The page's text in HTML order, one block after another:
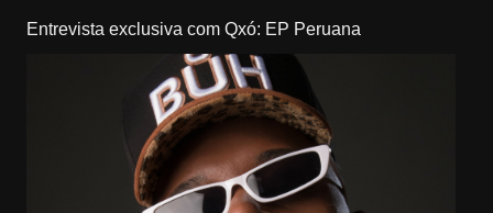
Entrevista exclusiva com Qxó: EP Peruana